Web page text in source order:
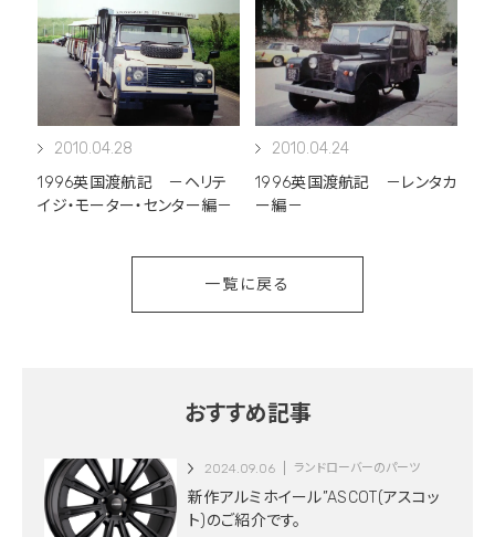
2010.04.28
1996英国渡航記 －ヘリテ
イジ・モーター・センター編－
2010.04.24
1996英国渡航記 －レンタカ
ー編－
一覧に戻る
おすすめ記事
2024.09.06 ランドローバーのパーツ
新作アルミホイール”ASCOT(アスコッ
ト)のご紹介です。